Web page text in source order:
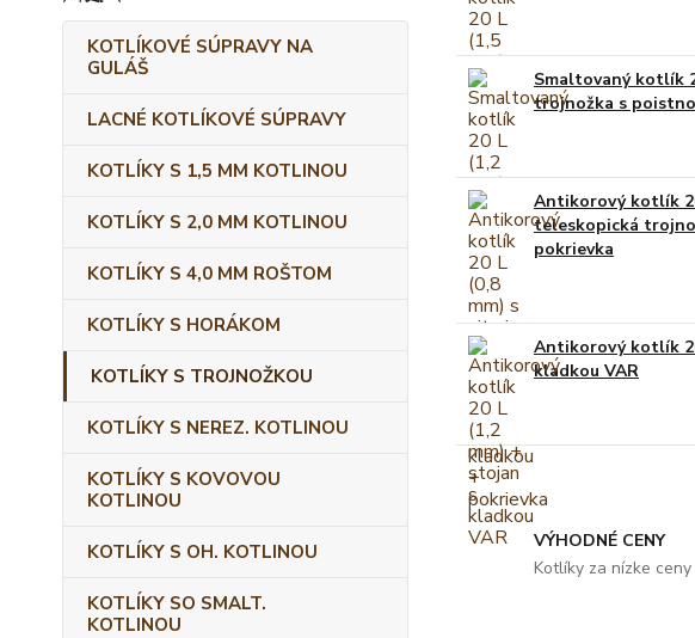
KOTLÍKOVÉ SÚPRAVY NA
GULÁŠ
LACNÉ KOTLÍKOVÉ SÚPRAVY
KOTLÍKY S 1,5 MM KOTLINOU
KOTLÍKY S 2,0 MM KOTLINOU
KOTLÍKY S 4,0 MM ROŠTOM
KOTLÍKY S HORÁKOM
KOTLÍKY S TROJNOŽKOU
KOTLÍKY S NEREZ. KOTLINOU
KOTLÍKY S KOVOVOU
KOTLINOU
KOTLÍKY S OH. KOTLINOU
KOTLÍKY SO SMALT.
KOTLINOU
Smaltovaný kotlík
trojnožka s
Antikorový kotlík
teleskopická
pokrievka
Antikorový kotlík
kladkou VAR
VÝHODNÉ CENY
Kotlíky za nízke ceny